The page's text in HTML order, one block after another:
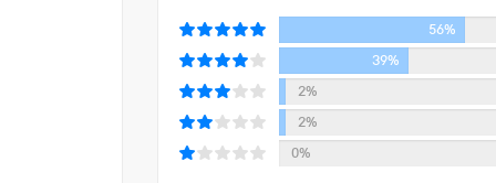
긴밀하게 연결되어 있다. 유사한 인물들과 동
소설들 전체를 아우르고 있는 마지막 작품 「
그러므로 이 작품집은, ‘눈송이 연작’이라 불러야
스쳐가듯 소소한 에피소드로 연결되고 있는
56%
39%
2%
2%
0%